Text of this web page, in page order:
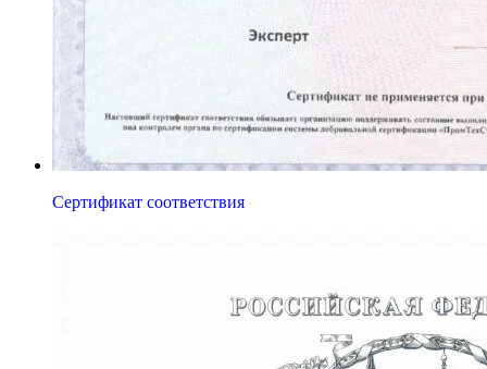
Сертификат соответствия